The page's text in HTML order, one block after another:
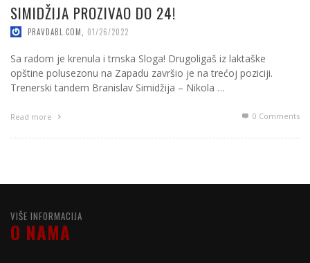
SIMIDŽIJA PROZIVAO DO 24!
PRAVDABL.COM 01/26/2022
Sa radom je krenula i trnska Sloga! Drugoligaš iz laktaške
opštine polusezonu na Zapadu završio je na trećoj poziciji.
Trenerski tandem Branislav Simidžija – Nikola …
Read more 0 Comments
VIŠE INFORMACIJA
O NAMA